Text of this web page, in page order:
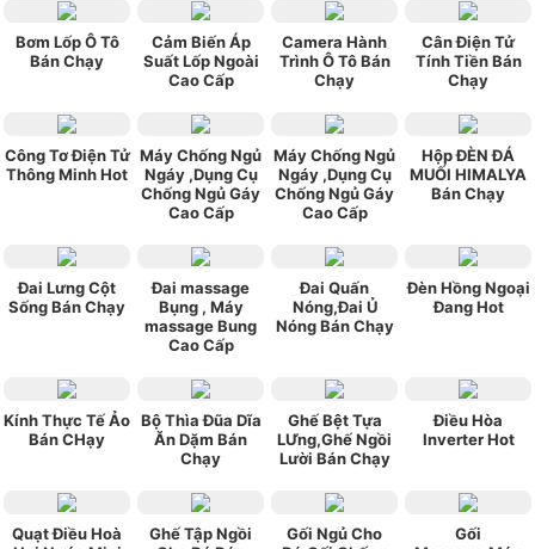
Bơm Lốp Ô Tô
Bán Chạy
Cảm Biến Áp
Suất Lốp Ngoài
Cao Cấp
Camera Hành
Trình Ô Tô Bán
Chạy
Cân Điện Tử
Tính Tiền Bán
Chạy
Công Tơ Điện Tử
Thông Minh Hot
Máy Chống Ngủ
Ngáy ,Dụng Cụ
Chống Ngủ Gáy
Cao Cấp
Máy Chống Ngủ
Ngáy ,Dụng Cụ
Chống Ngủ Gáy
Cao Cấp
Hộp ĐÈN ĐÁ
MUỐI HIMALYA
Bán Chạy
Đai Lưng Cột
Sống Bán Chạy
Đai massage
Bụng , Máy
massage Bung
Cao Cấp
Đai Quấn
Nóng,Đai Ủ
Nóng Bán Chạy
Đèn Hồng Ngoại
Đang Hot
Kính Thực Tế Ảo
Bán CHạy
Bộ Thìa Đũa Dĩa
Ăn Dặm Bán
Chạy
Ghế Bệt Tựa
LƯng,Ghế Ngồi
Lười Bán Chạy
Điều Hòa
Inverter Hot
Quạt Điều Hoà
Ghế Tập Ngồi
Gối Ngủ Cho
Gối